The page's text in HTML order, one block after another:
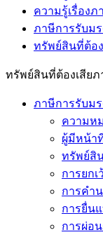
ความรู้เรื่องภ
ภาษีการรับม
ทรัพย์สินที่ต้อ
ทรัพย์สินที่ต้องเสีย
ภาษีการรับม
ความห
ผู้มีหน้า
ทรัพย์สิ
การยก
การคำ
การยื่น
การผ่อ